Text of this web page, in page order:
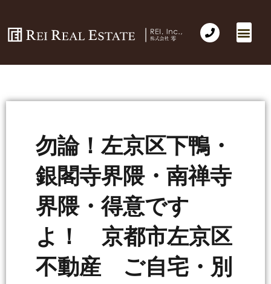
勿論！左京区下鴨・
銀閣寺界隈・南禅寺
界隈・得意です
よ！ 京都市左京区
不動産 ご自宅・別